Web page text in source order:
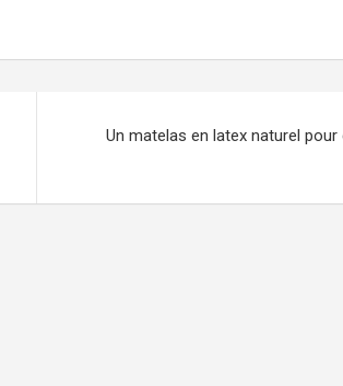
Un matelas en latex naturel